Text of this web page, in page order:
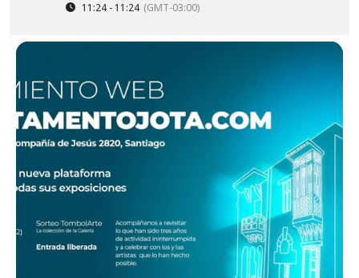
11:24 - 11:24 (GMT-03:00)